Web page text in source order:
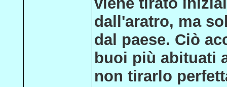
dall'aratro, ma
dal paese. Ciò
buoi più abituati
non tirarlo